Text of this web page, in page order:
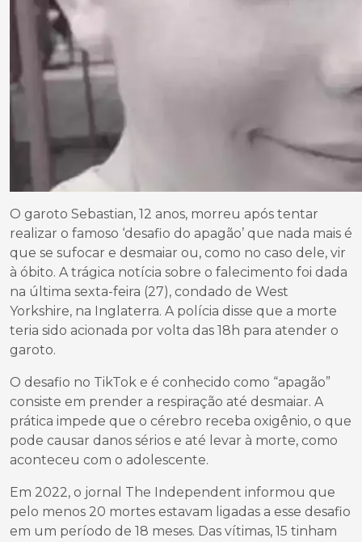
O garoto Sebastian, 12 anos, morreu após tentar
realizar o famoso ‘desafio do apagão’ que nada mais é
que se sufocar e desmaiar ou, como no caso dele, vir
à óbito. A trágica notícia sobre o falecimento foi dada
na última sexta-feira (27), condado de West
Yorkshire, na Inglaterra. A polícia disse que a morte
teria sido acionada por volta das 18h para atender o
garoto.
O desafio no TikTok e é conhecido como “apagão”
consiste em prender a respiração até desmaiar. A
prática impede que o cérebro receba oxigênio, o que
pode causar danos sérios e até levar à morte, como
aconteceu com o adolescente.
Em 2022, o jornal The Independent informou que
pelo menos 20 mortes estavam ligadas a esse desafio
em um período de 18 meses. Das vítimas, 15 tinham